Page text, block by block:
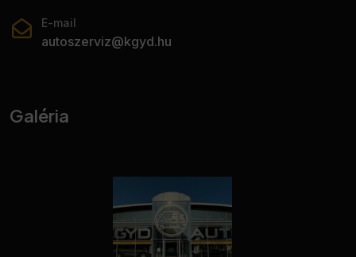
E-mail
autoszerviz@kgyd.hu
Galéria